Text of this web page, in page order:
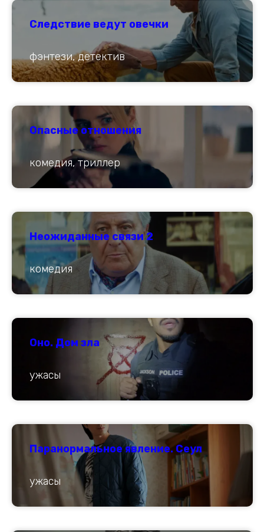
Следствие ведут овечки
фэнтези, детектив
Опасные отношения
комедия, триллер
Неожиданные связи 2
комедия
Оно. Дом зла
ужасы
Паранормальное явление. Сеул
ужасы